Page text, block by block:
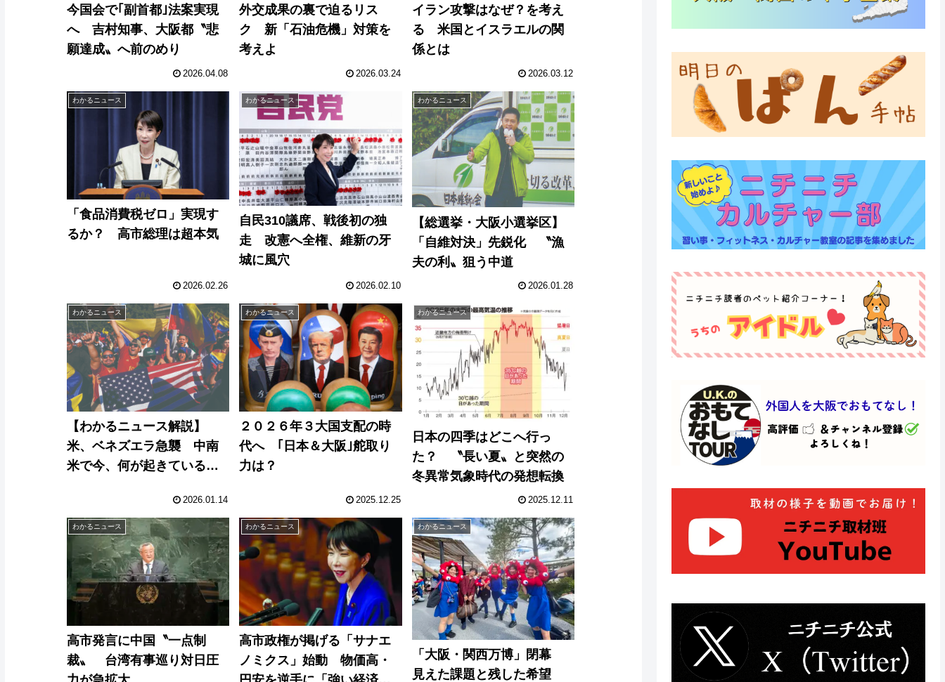
今国会で｢副首都｣法案実現
へ 吉村知事、大阪都〝悲
願達成〟へ前のめり
2026.04.08
外交成果の裏で迫るリス
ク 新「石油危機」対策を
考えよ
2026.03.24
イラン攻撃はなぜ？を考え
る 米国とイスラエルの関
係とは
2026.03.12
わかるニュース
「食品消費税ゼロ」実現す
るか？ 高市総理は超本気
2026.02.26
わかるニュース
自民310議席、戦後初の独
走 改憲へ全権、維新の牙
城に風穴
2026.02.10
わかるニュース
【総選挙・大阪小選挙区】
「自維対決」先鋭化 〝漁
夫の利〟狙う中道
2026.01.28
わかるニュース
【わかるニュース解説】
米、ベネズエラ急襲 中南
米で今、何が起きているの
2026.01.14
わかるニュース
２０２６年３大国支配の時
代へ ｢日本＆大阪｣舵取り
力は？
2025.12.25
わかるニュース
日本の四季はどこへ行っ
た？ 〝長い夏〟と突然の
冬異常気象時代の発想転換
2025.12.11
わかるニュース
高市発言に中国〝一点制
裁〟 台湾有事巡り対日圧
わかるニュース
高市政権が掲げる「サナエ
ノミクス」始動 物価高・
わかるニュース
「大阪・関西万博」閉幕
見えた課題と残した希望